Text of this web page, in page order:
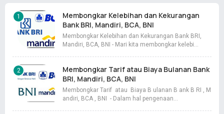
Membongkar Kelebihan dan Kekurangan
Bank BRI, Mandiri, BCA, BNI
Membongkar Kelebihan dan Kekurangan Bank BRI,
Mandiri, BCA, BNI - Mari kita membongkar kelebi…
Membongkar Tarif atau Biaya Bulanan Bank
BRI, Mandiri, BCA, BNI
Membongkar Tarif atau Biaya B ulanan B ank B RI , M
andiri, BCA , BNI - Dalam hal pengenaan…